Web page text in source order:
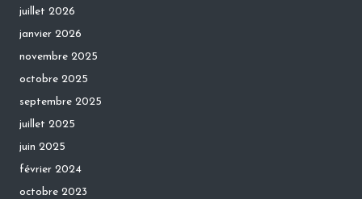
juillet 2026
janvier 2026
novembre 2025
octobre 2025
septembre 2025
juillet 2025
juin 2025
février 2024
octobre 2023